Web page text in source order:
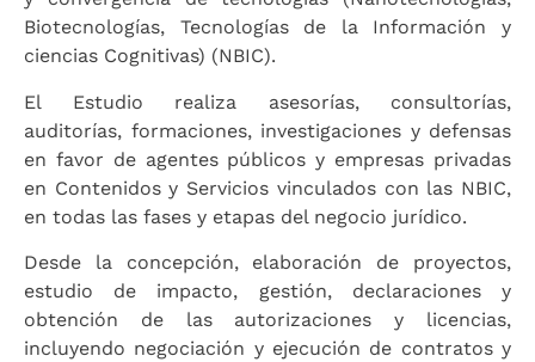
Biotecnologías, Tecnologías de la Información y
ciencias Cognitivas) (NBIC).
El Estudio realiza asesorías, consultorías,
auditorías, formaciones, investigaciones y defensas
en favor de agentes públicos y empresas privadas
en Contenidos y Servicios vinculados con las NBIC,
en todas las fases y etapas del negocio jurídico.
Desde la concepción, elaboración de proyectos,
estudio de impacto, gestión, declaraciones y
obtención de las autorizaciones y licencias,
incluyendo negociación y ejecución de contratos y